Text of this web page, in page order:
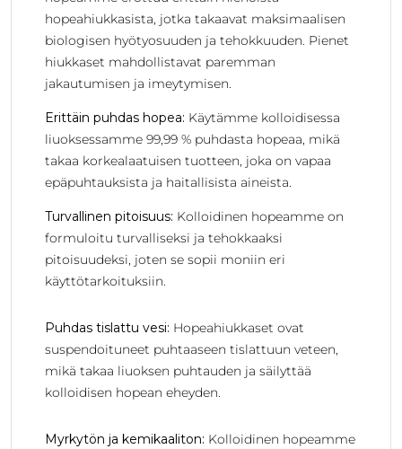
hopeahiukkasista, jotka takaavat maksimaalisen
biologisen hyötyosuuden ja tehokkuuden. Pienet
hiukkaset mahdollistavat paremman
jakautumisen ja imeytymisen.
Erittäin puhdas hopea: Käytämme kolloidisessa
liuoksessamme 99,99 % puhdasta hopeaa, mikä
takaa korkealaatuisen tuotteen, joka on vapaa
epäpuhtauksista ja haitallisista aineista.
Turvallinen pitoisuus: Kolloidinen hopeamme on
formuloitu turvalliseksi ja tehokkaaksi
pitoisuudeksi, joten se sopii moniin eri
käyttötarkoituksiin.
Puhdas tislattu vesi: Hopeahiukkaset ovat
suspendoituneet puhtaaseen tislattuun veteen,
mikä takaa liuoksen puhtauden ja säilyttää
kolloidisen hopean eheyden.
Myrkytön ja kemikaaliton: Kolloidinen hopeamme